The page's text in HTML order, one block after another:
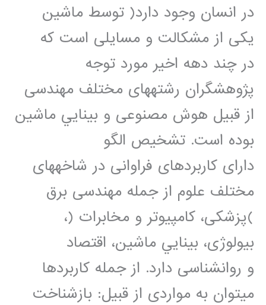
در انسان وجود دارد( توسط ماشين
يکی از مشکالت و مسايلی است که
در چند دهه اخير مورد توجه
پژوهشگران رشتههای مختلف مهندسی
از قبيل هوش مصنوعی و بينايي ماشين
بوده است. تشخيص الگو
دارای کاربردهای فراوانی در شاخههای
مختلف علوم از جمله مهندسی برق
)پزشکی، کامپيوتر و مخابرات (،
بيولوژی، بينايي ماشين، اقتصاد
و روانشناسی دارد. از جمله کاربردها
میتوان به مواردی از قبيل: بازشناخت